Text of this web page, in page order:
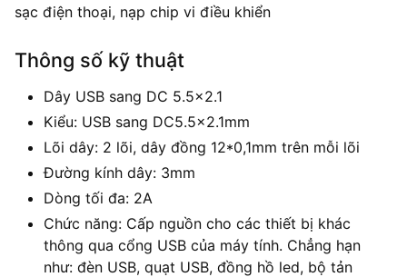
sạc điện thoại, nạp chip vi điều khiển
Thông số kỹ thuật
Dây USB sang DC 5.5×2.1
Kiểu: USB sang DC5.5×2.1mm
Lõi dây: 2 lõi, dây đồng 12*0,1mm trên mỗi lõi
Đường kính dây: 3mm
Dòng tối đa: 2A
Chức năng: Cấp nguồn cho các thiết bị khác
thông qua cổng USB của máy tính. Chẳng hạn
như: đèn USB, quạt USB, đồng hồ led, bộ tản